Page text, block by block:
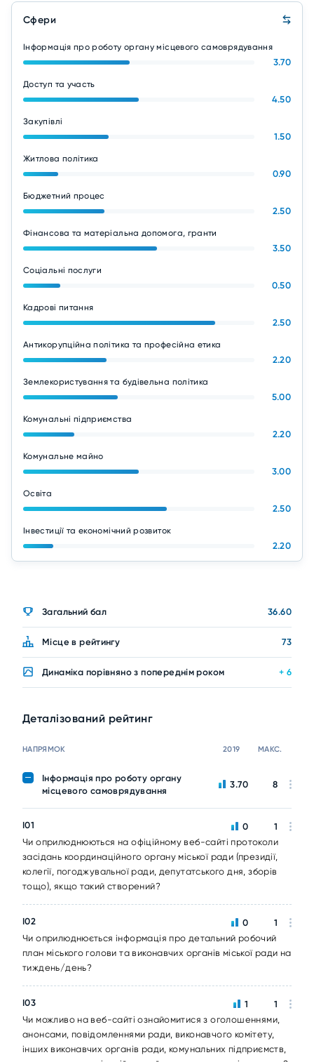
Сфери
Інформація про роботу органу місцевого самоврядування
3.70
Доступ та участь
4.50
Закупівлі
1.50
Житлова політика
0.90
Бюджетний процес
2.50
Фінансова та матеріальна допомога, гранти
3.50
Соціальні послуги
0.50
Кадрові питання
2.50
Антикорупційна політика та професійна етика
2.20
Землекористування та будівельна політика
5.00
Комунальні підприємства
2.20
Комунальне майно
3.00
Освіта
2.50
Інвестиції та економічний розвиток
2.20
Загальний бал 36.60
Місце в рейтингу 73
Динаміка порівняно з попереднім роком + 6
Деталізований рейтинг
НАПРЯМОК 2019 МАКС.
Інформація про роботу органу
місцевого самоврядування
3.70 8
I01
Чи оприлюднюються на офіційному веб-сайті протоколи
засідань координаційного органу міської ради (президії,
колегії, погоджувальної ради, депутатського дня, зборів
тощо), якщо такий створений?
0 1
I02
Чи оприлюднюється інформація про детальний робочий
план міського голови та виконавчих органів міської ради на
тиждень/день?
0 1
I03
Чи можливо на веб-сайті ознайомитися з оголошеннями,
анонсами, повідомленнями ради, виконавчого комітету,
інших виконавчих органів ради, комунальних підприємств,
1 1